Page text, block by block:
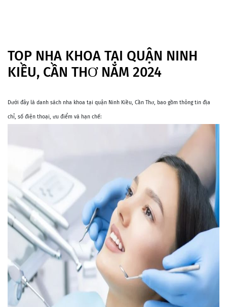
TOP NHA KHOA TẠI QUẬN NINH
KIỀU, CẦN THƠ NĂM 2024
Dưới đây là danh sách nha khoa tại quận Ninh Kiều, Cần Thơ, bao gồm thông tin địa
chỉ, số điện thoại, ưu điểm và hạn chế: